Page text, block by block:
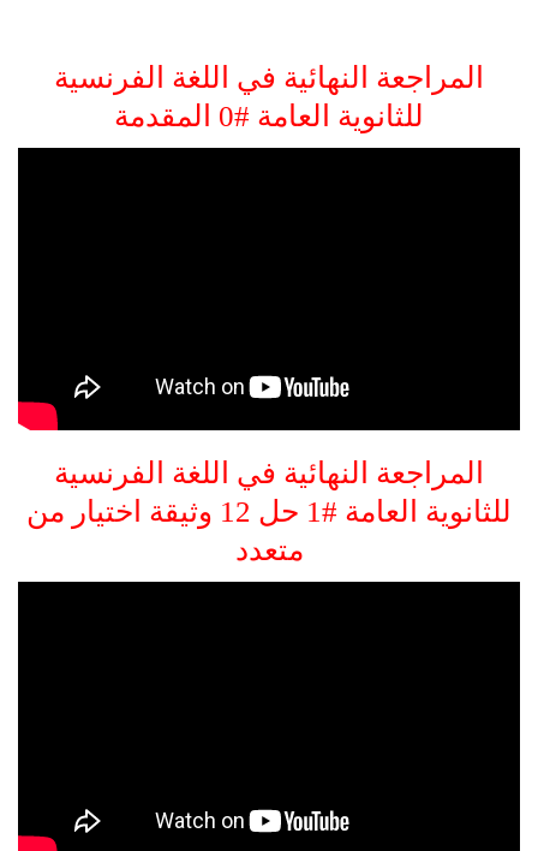
المراجعة النهائية في اللغة الفرنسية
للثانوية العامة #0 المقدمة
المراجعة النهائية في اللغة الفرنسية
للثانوية العامة #1 حل 12 وثيقة اختيار من
متعدد